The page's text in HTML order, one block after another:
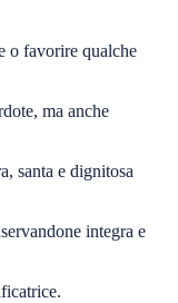
o favorire qualche
ma anche
santa e dignitosa
integra e